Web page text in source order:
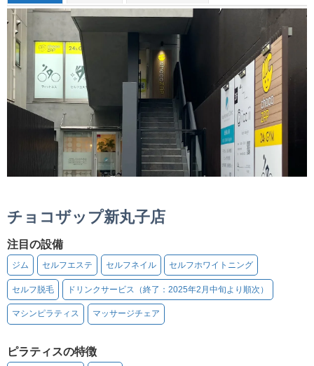
チョコザップ新丸子店
注目の設備
ジム セルフエステ セルフネイル セルフホワイトニング
セルフ脱毛 ドリンクサービス（終了：2025年2月中旬より順次）
マシンピラティス マッサージチェア
ピラティスの特徴